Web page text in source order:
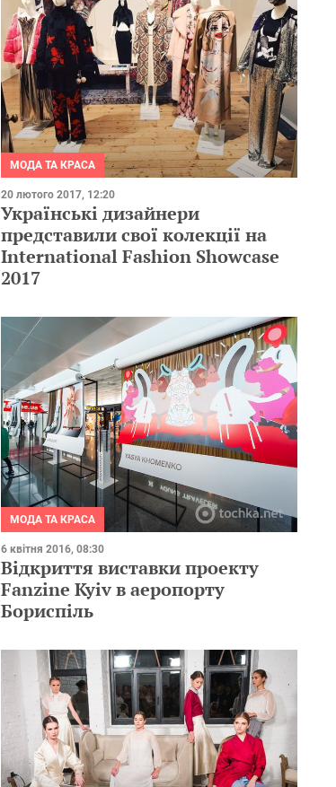
МОДА ТА КРАСА
20 лютого 2017, 12:20
Українські дизайнери
представили свої колекції на
International Fashion Showcase
2017
МОДА ТА КРАСА
6 квітня 2016, 08:30
Відкриття виставки проекту
Fanzine Kyiv в аеропорту
Бориспіль